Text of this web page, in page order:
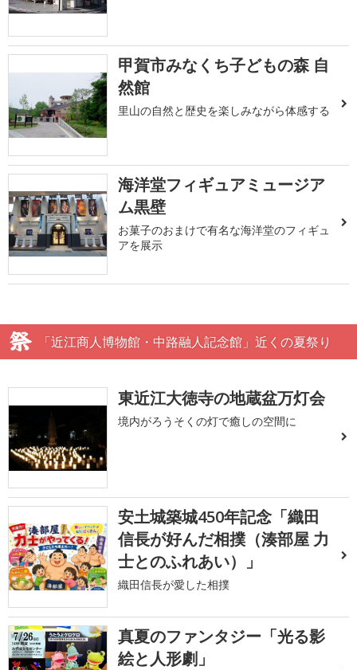
甲賀市みなくち子どもの森 自
然館
里山の自然と歴史を楽しみながら体感する
海洋堂フィギュアミュージア
ム黒壁
お菓子のおまけで有名な海洋堂のフィギュ
アを展示
「近江商人博物館・中路融人記念館」近くの夏祭り
東近江大徳寺の地蔵盆万灯会
境内がろうそくの灯で癒しの空間に
安土城築城450年記念「織田
信長が好んだ相撲（湊部屋 力
士とのふれあい）」
織田信長が愛した相撲
真夏のファンタジー「光る影
絵と人形劇」